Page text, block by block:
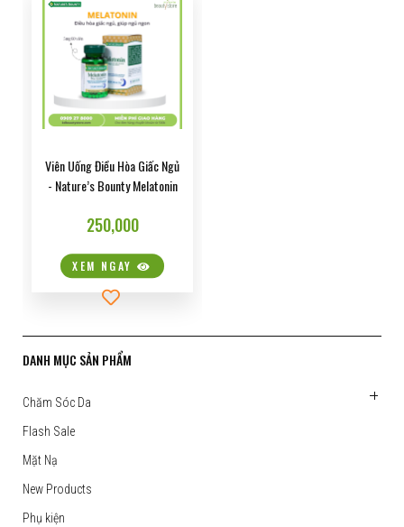
MẮT – EYES
DỤNG CU TRANG ĐIỂM
LÀM SẠCH – CLEANSING
CHỐNG NẮNG – SUNSCREEN
GIẢM CÂN
NỘI TIẾT TỐ
SỨC KHỎE
HATOMUGI
DAISY DOLL
NUTRICEP
MEISHOKU
COLLAGEN SLIM
NMN
KDB MAGAZINE
Viên Uống Điều Hòa Giấc Ngủ
- Nature’s Bounty Melatonin
250,000
XEM NGAY
DANH MỤC SẢN PHẨM
Chăm Sóc Da
Flash Sale
Mặt Nạ
New Products
Phụ kiện